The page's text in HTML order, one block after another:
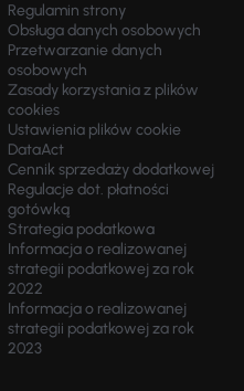
Regulamin strony
Obsługa danych osobowych
Przetwarzanie danych
osobowych
Zasady korzystania z plików
cookies
Ustawienia plików cookie
DataAct
Cennik sprzedaży dodatkowej
Regulacje dot. płatności
gotówką
Strategia podatkowa
Informacja o realizowanej
strategii podatkowej za rok
2022
Informacja o realizowanej
strategii podatkowej za rok
2023